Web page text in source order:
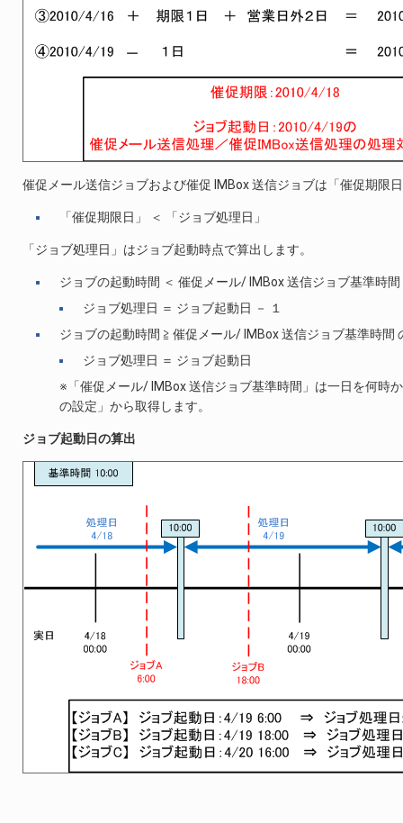
催促メール送信ジョブおよび催促 IMBox 送信ジョブは「催促期限
「催促期限日」 ＜ 「ジョブ処理日」
「ジョブ処理日」はジョブ起動時点で算出します。
ジョブの起動時間 ＜ 催促メール/ IMBox 送信ジョブ基準時間
ジョブ処理日 ＝ ジョブ起動日 － １
ジョブの起動時間 ≧ 催促メール/ IMBox 送信ジョブ基準時間
ジョブ処理日 ＝ ジョブ起動日
※「催促メール/ IMBox 送信ジョブ基準時間」は一日を何時
の設定」から取得します。
ジョブ起動日の算出